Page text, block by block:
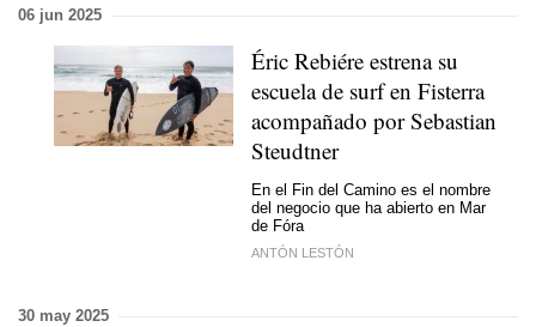
06 jun 2025
Éric Rebiére estrena su
escuela de surf en Fisterra
acompañado por Sebastian
Steudtner
En el Fin del Camino es el nombre
del negocio que ha abierto en Mar
de Fóra
ANTÓN LESTÓN
30 may 2025